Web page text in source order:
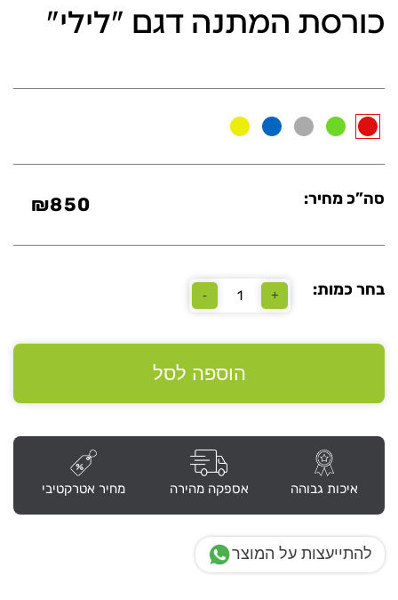
כורסת המתנה דגם "לילי"
סה”כ מחיר: ₪850
בחר כמות: +
כמות
-
הוספה לסל
איכות גבוהה אספקה מהירה מחיר אטרקטיבי
להתייעצות על המוצר